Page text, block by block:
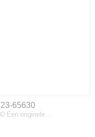
65630
Een originele…